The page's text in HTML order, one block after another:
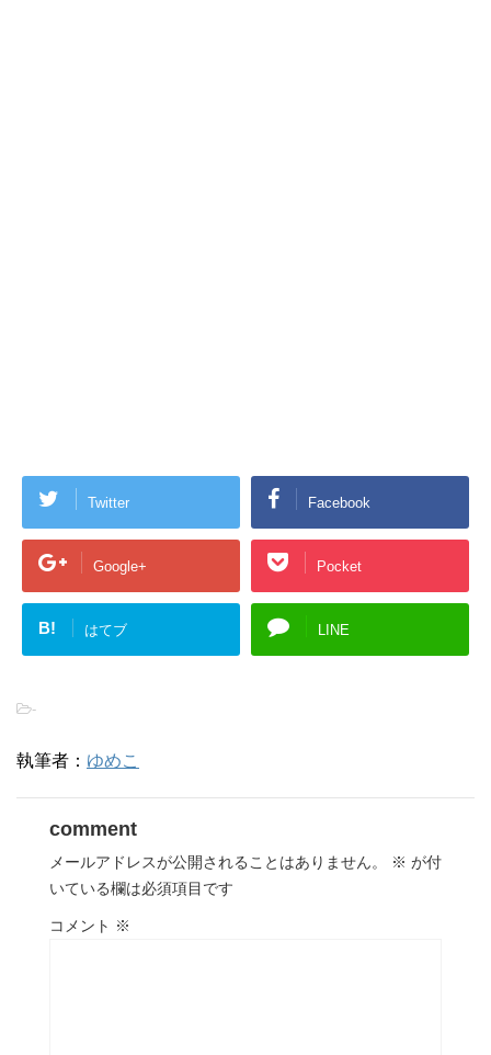
Twitter Facebook
Google+ Pocket
B! はてブ LINE
-
執筆者： ゆめこ
comment
メールアドレスが公開されることはありません。 ※ が付
いている欄は必須項目です
コメント ※